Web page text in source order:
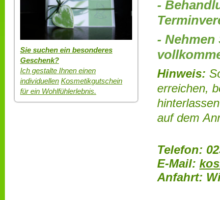
Sie suchen ein besonderes
Geschenk?
Ich gestalte Ihnen einen
individuellen Kosmetikgutschein
für ein Wohlfühlerlebnis.
-
- Nehmen
Hinweis:
erreichen,
auf dem
Telefon:
E-Mail:
Anfahrt: